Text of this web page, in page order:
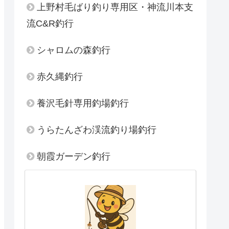
上野村毛ばり釣り専用区・神流川本支
流C&R釣行
シャロムの森釣行
赤久縄釣行
養沢毛針専用釣場釣行
うらたんざわ渓流釣り場釣行
朝霞ガーデン釣行